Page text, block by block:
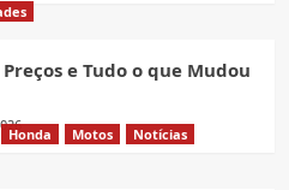
e Tudo o que Mudou
Honda Motos
Notícias